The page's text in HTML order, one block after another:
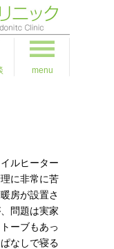
menu
ルヒーター
に非常に苦
房が設置さ
問題は実家
ーブもあっ
なしで寝る